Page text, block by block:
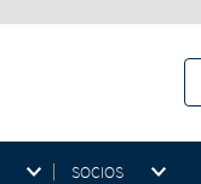
SOCIOS